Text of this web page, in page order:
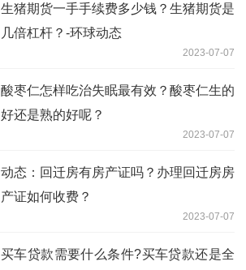
生猪期货一手手续费多少钱？生猪期货是
几倍杠杆？-环球动态
2023-07-07
酸枣仁怎样吃治失眠最有效？酸枣仁生的
好还是熟的好呢？
2023-07-07
动态：回迁房有房产证吗？办理回迁房房
产证如何收费？
2023-07-07
买车贷款需要什么条件?买车贷款还是全